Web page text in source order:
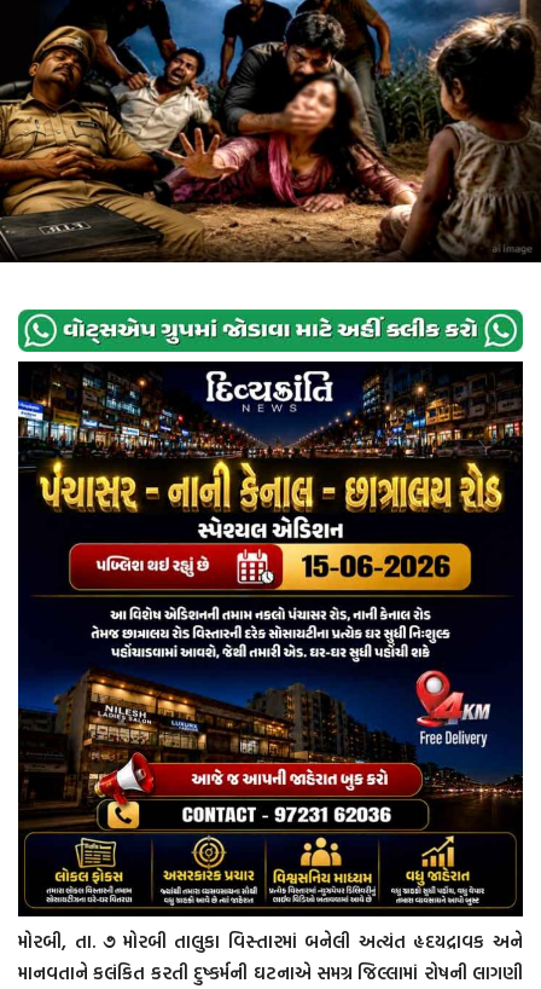
મોરબી, તા. ૭ મોરબી તાલુકા વિસ્તારમાં બનેલી અત્યંત હૃદયદ્રાવક અને
માનવતાને કલંકિત કરતી દુષ્કર્મની ઘટનાએ સમગ્ર જિલ્લામાં રોષની લાગણી